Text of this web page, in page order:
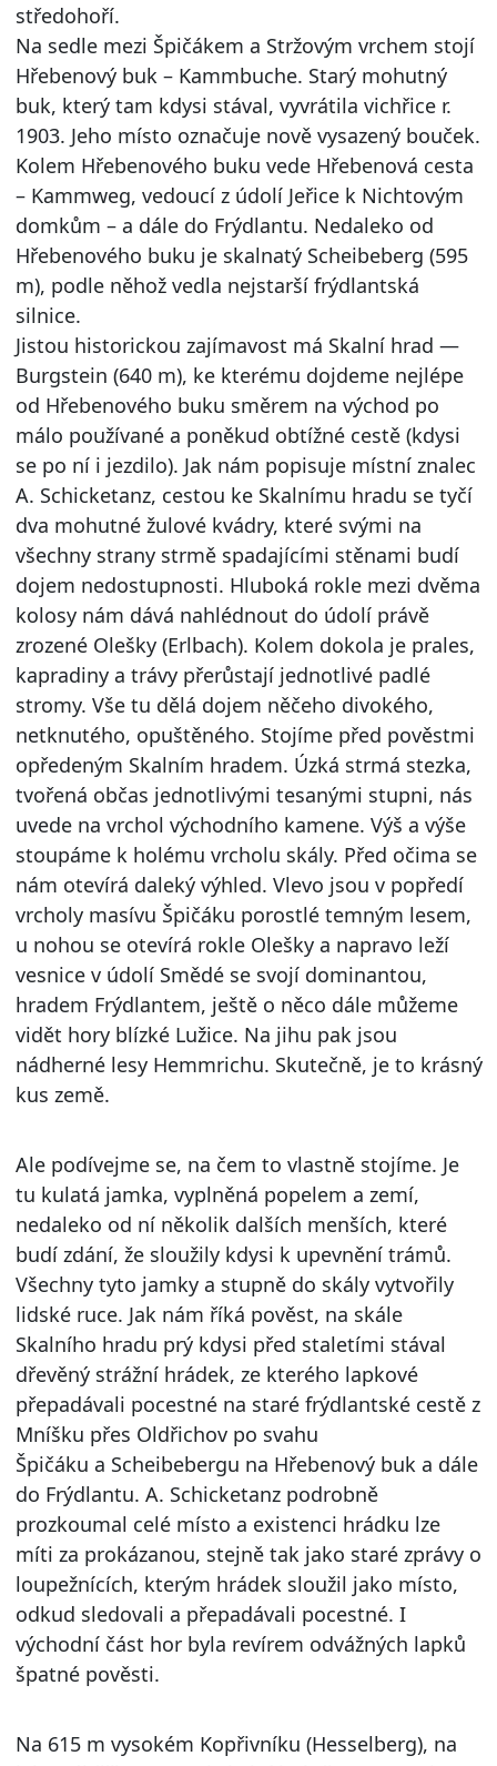
středohoří.
Na sedle mezi Špičákem a Stržovým vrchem stojí
Hřebenový buk – Kammbuche. Starý mohutný
buk, který tam kdysi stával, vyvrátila vichřice r.
1903. Jeho místo označuje nově vysazený bouček.
Kolem Hřebenového buku vede Hřebenová cesta
– Kammweg, vedoucí z údolí Jeřice k Nichtovým
domkům – a dále do Frýdlantu. Nedaleko od
Hřebenového buku je skalnatý Scheibeberg (595
m), podle něhož vedla nejstarší frýdlantská
silnice.
Jistou historickou zajímavost má Skalní hrad —
Burgstein (640 m), ke kterému dojdeme nejlépe
od Hřebenového buku směrem na východ po
málo používané a poněkud obtížné cestě (kdysi
se po ní i jezdilo). Jak nám popisuje místní znalec
A. Schicketanz, cestou ke Skalnímu hradu se tyčí
dva mohutné žulové kvádry, které svými na
všechny strany strmě spadajícími stěnami budí
dojem nedostupnosti. Hluboká rokle mezi dvěma
kolosy nám dává nahlédnout do údolí právě
zrozené Olešky (Erlbach). Kolem dokola je prales,
kapradiny a trávy přerůstají jednotlivé padlé
stromy. Vše tu dělá dojem něčeho divokého,
netknutého, opuštěného. Stojíme před pověstmi
opředeným Skalním hradem. Úzká strmá stezka,
tvořená občas jednotlivými tesanými stupni, nás
uvede na vrchol východního kamene. Výš a výše
stoupáme k holému vrcholu skály. Před očima se
nám otevírá daleký výhled. Vlevo jsou v popředí
vrcholy masívu Špičáku porostlé temným lesem,
u nohou se otevírá rokle Olešky a napravo leží
vesnice v údolí Smědé se svojí dominantou,
hradem Frýdlantem, ještě o něco dále můžeme
vidět hory blízké Lužice. Na jihu pak jsou
nádherné lesy Hemmrichu. Skutečně, je to krásný
kus země.
Ale podívejme se, na čem to vlastně stojíme. Je
tu kulatá jamka, vyplněná popelem a zemí,
nedaleko od ní několik dalších menších, které
budí zdání, že sloužily kdysi k upevnění trámů.
Všechny tyto jamky a stupně do skály vytvořily
lidské ruce. Jak nám říká pověst, na skále
Skalního hradu prý kdysi před staletími stával
dřevěný strážní hrádek, ze kterého lapkové
přepadávali pocestné na staré frýdlantské cestě z
Mníšku přes Oldřichov po svahu
Špičáku a Scheibebergu na Hřebenový buk a dále
do Frýdlantu. A. Schicketanz podrobně
prozkoumal celé místo a existenci hrádku lze
míti za prokázanou, stejně tak jako staré zprávy o
loupežnících, kterým hrádek sloužil jako místo,
odkud sledovali a přepadávali pocestné. I
východní část hor byla revírem odvážných lapků
špatné pověsti.
Na 615 m vysokém Kopřivníku (Hesselberg), na